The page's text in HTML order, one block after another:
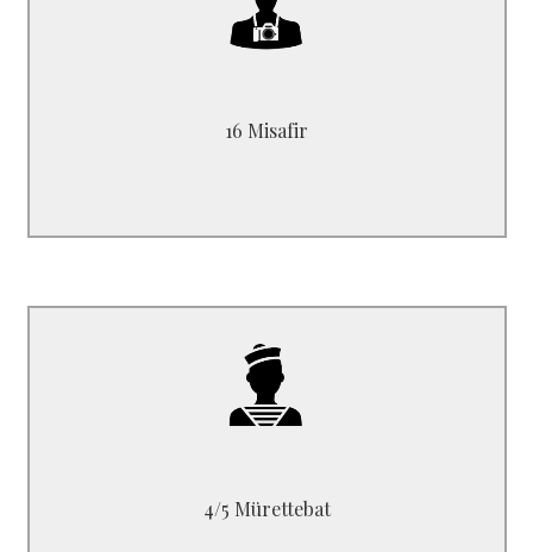
16 Misafir
max kadar barındırabilir. 16 yolcu
4/5 Mürettebat
B4826YM
1 Kaptan, 1 Aşçı
1 Gemici, 1 Yardımcı